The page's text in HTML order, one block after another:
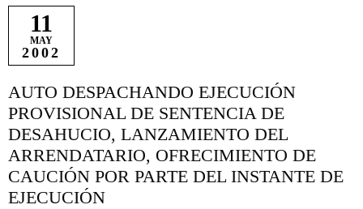
11
MAY
2002
AUTO DESPACHANDO EJECUCIÓN
PROVISIONAL DE SENTENCIA DE
DESAHUCIO, LANZAMIENTO DEL
ARRENDATARIO, OFRECIMIENTO DE
CAUCIÓN POR PARTE DEL INSTANTE DE
EJECUCIÓN